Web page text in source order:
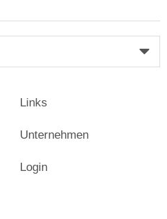
Links
Unternehmen
Login